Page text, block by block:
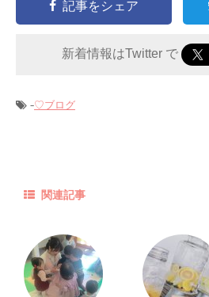
記事をシェア
新着情報はTwitter で
-♡ブログ
関連記事